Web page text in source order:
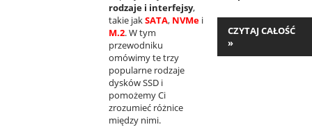
rodzaje i interfejsy,
takie jakSATA, NVMe i
M.2. W tym
przewodniku
omówimy te trzy
popularne rodzaje
dysków SSD i
pomożemy Ci
zrozumieć różnice
między nimi.
CZYTAJ CAŁOŚĆ
»